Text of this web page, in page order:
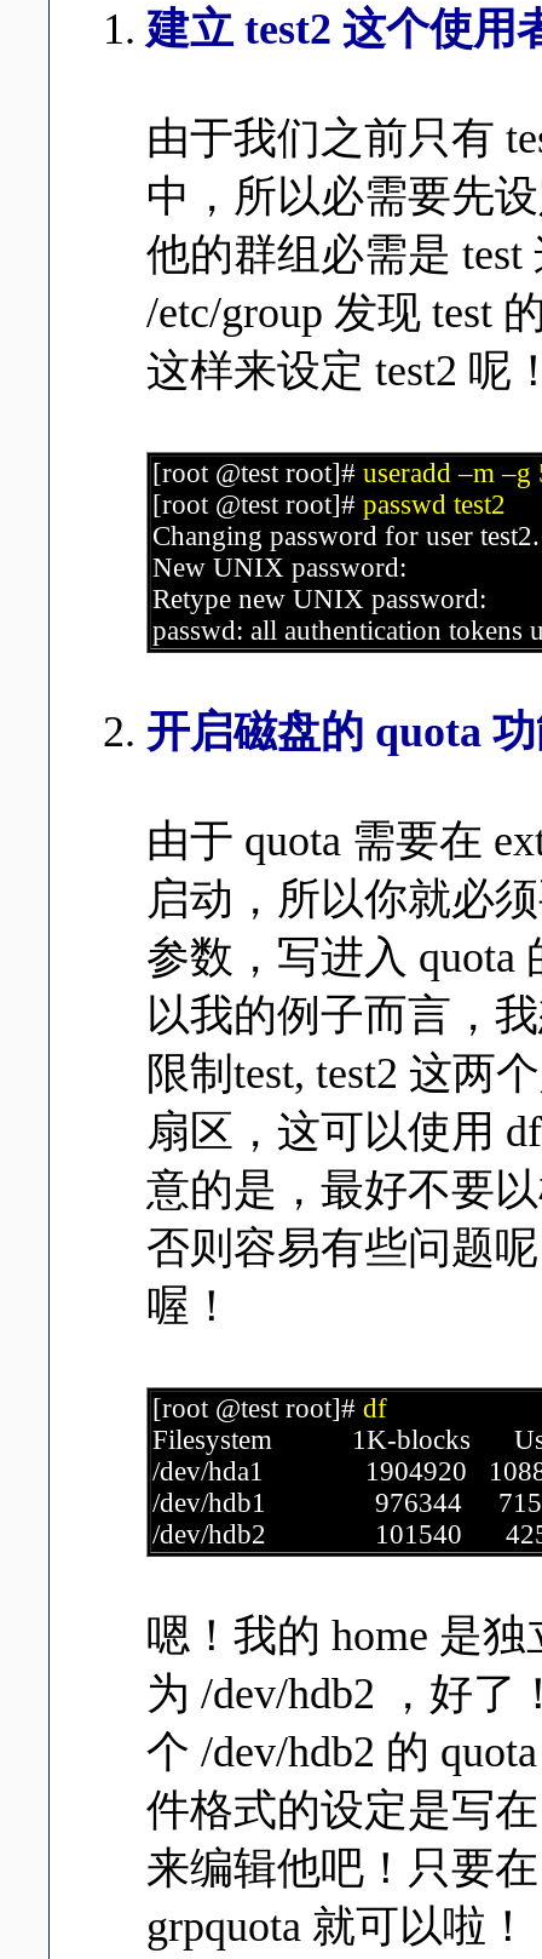
建立 test2 这个使用
由于我们之前只有
中，所以必需要先
他的群组必需是
/etc/group 发现 test
这样来设定 test2 呢
[root @test root]# useradd –m –g
[root @test root]# passwd test2
Changing password for user test2.
New UNIX password:
Retype new UNIX password:
passwd: all authentication tokens
开启磁盘的 quota
由于 quota 需要在
启动，所以你就必
参数，写进入 quota
以我的例子而言，
限制test, test2 这两
扇区，这可以使用
意的是，最好不要
否则容易有些问题
喔！
[root @test root]# df
Filesystem 1K-blocks Used
/dev/hda1 1904920
/dev/hdb1 976344
/dev/hdb2 101540 4252
嗯！我的 home 是
为 /dev/hdb2 ，好
个 /dev/hdb2 的
件格式的设定是写在
来编辑他吧！只要在
grpquota 就可以啦